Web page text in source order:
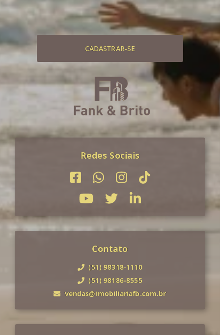
CADASTRAR-SE
Redes Sociais
Contato
(51) 98318-1110
(51) 98186-8555
vendas@imobiliariafb.com.br